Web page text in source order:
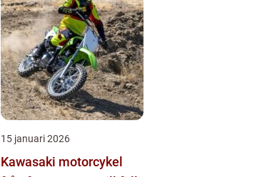
15 januari 2026
Kawasaki motorcykel